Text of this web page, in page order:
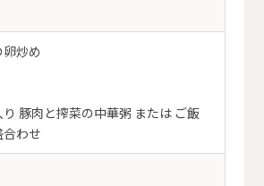
炒め
豚肉と搾菜の中華粥 または ご飯
わせ